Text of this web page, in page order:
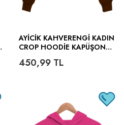
AYICIK KAHVERENGI KADIN
CROP HOODIE KAPÜŞONLU
450,99 TL